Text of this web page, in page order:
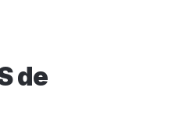
de